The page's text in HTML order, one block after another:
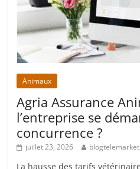
Animaux
Agria Assurance
l’entreprise se
concurrence ?
juillet 23, 2026
La hausse des tarifs